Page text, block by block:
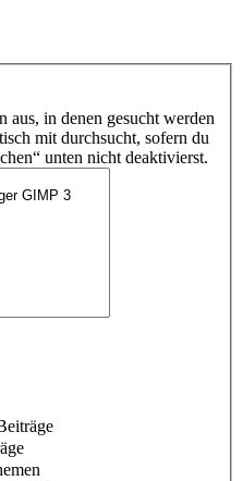
aus, in denen gesucht werden
mit durchsucht, sofern du
unten nicht deaktivierst.